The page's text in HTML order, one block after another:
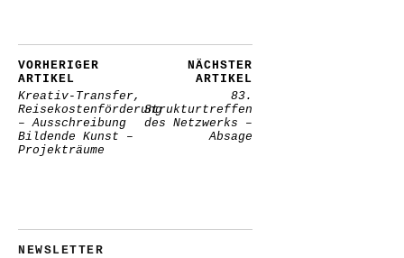
VORHERIGER
ARTIKEL
Kreativ-Transfer,
Reisekostenförderung
– Ausschreibung
Bildende Kunst –
Projekträume
NÄCHSTER
ARTIKEL
83.
Strukturtreffen
des Netzwerks –
Absage
NEWSLETTER